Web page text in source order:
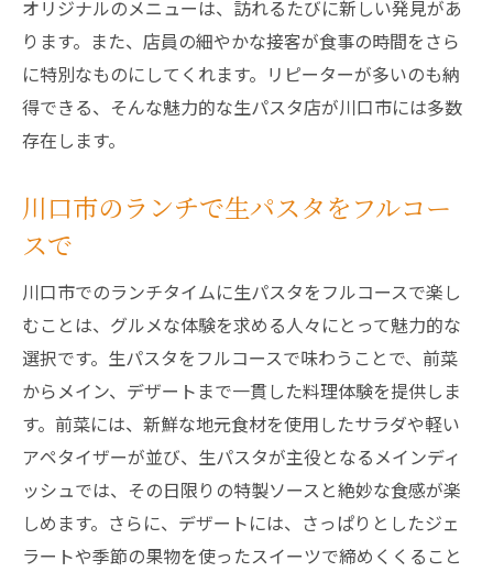
オリジナルのメニューは、訪れるたびに新しい発見があ
ります。また、店員の細やかな接客が食事の時間をさら
に特別なものにしてくれます。リピーターが多いのも納
得できる、そんな魅力的な生パスタ店が川口市には多数
存在します。
川口市のランチで生パスタをフルコー
スで
川口市でのランチタイムに生パスタをフルコースで楽し
むことは、グルメな体験を求める人々にとって魅力的な
選択です。生パスタをフルコースで味わうことで、前菜
からメイン、デザートまで一貫した料理体験を提供しま
す。前菜には、新鮮な地元食材を使用したサラダや軽い
アペタイザーが並び、生パスタが主役となるメインディ
ッシュでは、その日限りの特製ソースと絶妙な食感が楽
しめます。さらに、デザートには、さっぱりとしたジェ
ラートや季節の果物を使ったスイーツで締めくくること